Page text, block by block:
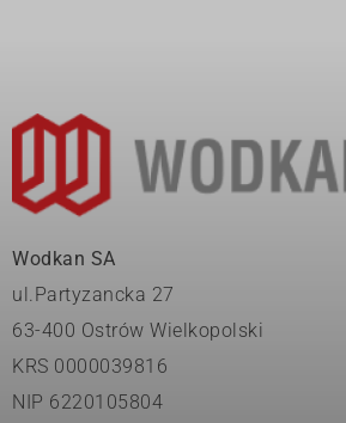
Wodkan SA
ul.Partyzancka 27
63-400 Ostrów Wielkopolski
KRS 0000039816
NIP 6220105804